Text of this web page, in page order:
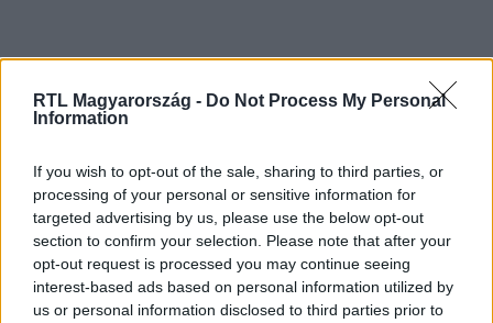
RTL Magyarország - Do Not Process My Personal
Information
If you wish to opt-out of the sale, sharing to third parties, or
processing of your personal or sensitive information for
targeted advertising by us, please use the below opt-out
section to confirm your selection. Please note that after your
opt-out request is processed you may continue seeing
interest-based ads based on personal information utilized by
us or personal information disclosed to third parties prior to
Kövess minket, és értesülj a friss hírekről a
Facebookon is!
Követem